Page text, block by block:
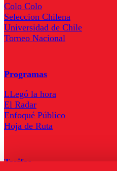
Colo Colo
Seleccion Chilena
Universidad de Chile
Torneo Nacional
Programas
LLegó la hora
El Radar
Enfoqué Público
Hoja de Ruta
Tarifas